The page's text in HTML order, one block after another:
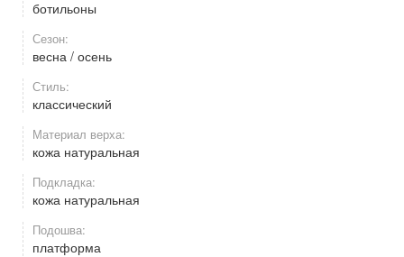
ботильоны
Сезон:
весна / осень
Стиль:
классический
Материал верха:
кожа натуральная
Подкладка:
кожа натуральная
Подошва:
платформа